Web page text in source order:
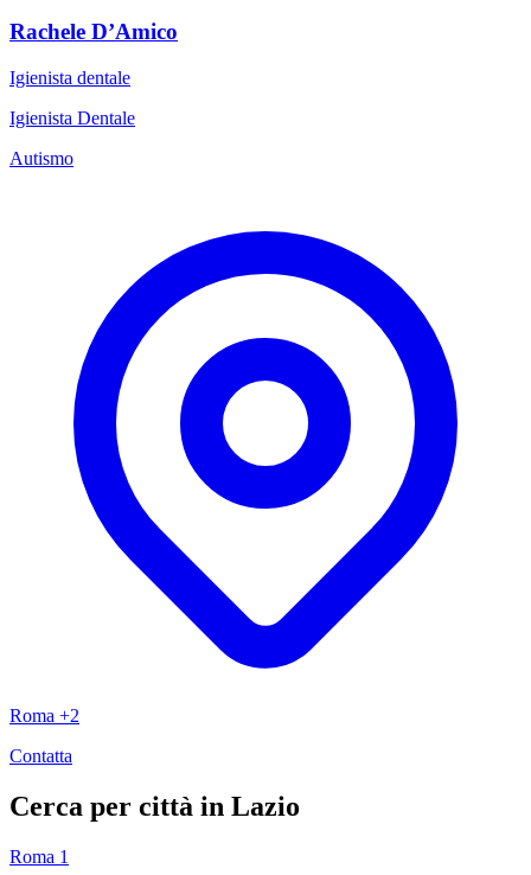
Rachele D’Amico
Igienista dentale
Igienista Dentale
Autismo
Roma +2
Contatta
Cerca per città in Lazio
Roma 1